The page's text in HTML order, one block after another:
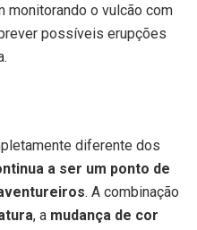
monitorando o vulcão com
possíveis erupções
diferente dos
a ser um ponto de
. A combinação
, a mudança de cor